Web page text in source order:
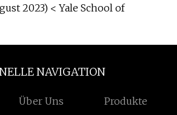
2023) < Yale School of
NAVIGATION
Über Uns Produkte